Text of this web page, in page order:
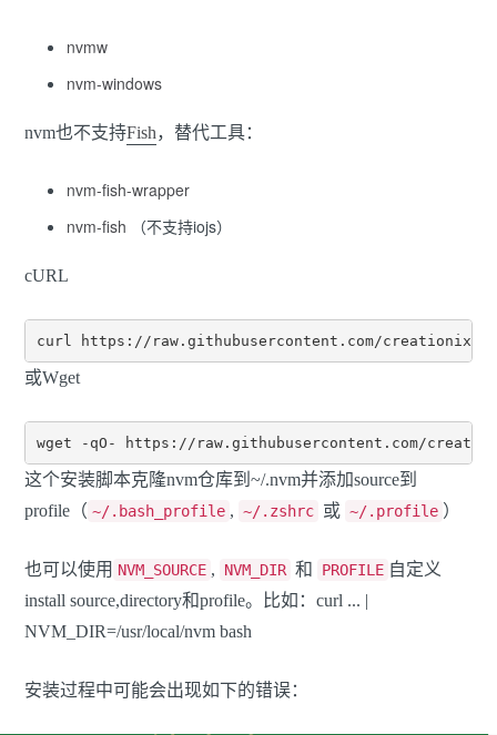
nvmw
nvm-windows
nvm也不支持Fish，替代工具：
nvm-fish-wrapper
nvm-fish （不支持iojs）
cURL
或Wget
这个安装脚本克隆nvm仓库到~/.nvm并添加source到
profile（ ~/.bash_profile , ~/.zshrc 或 ~/.profile ）
也可以使用 NVM_SOURCE , NVM_DIR 和 PROFILE 自定义
install source,directory和profile。比如：curl ... |
NVM_DIR=/usr/local/nvm bash
安装过程中可能会出现如下的错误：